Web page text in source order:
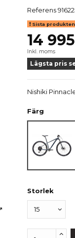
Referens
Sista
14
Inkl. moms
Lägsta pris
Nishiki
Färg
Storlek